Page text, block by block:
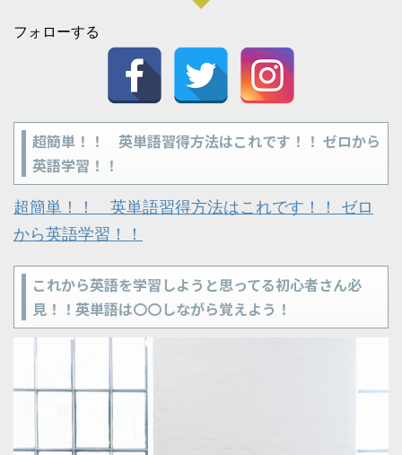
フォローする
超簡単！！ 英単語習得方法はこれです！！ ゼロから
英語学習！！
超簡単！！ 英単語習得方法はこれです！！ ゼロ
から英語学習！！
これから英語を学習しようと思ってる初心者さん必
見！！英単語は〇〇しながら覚えよう！